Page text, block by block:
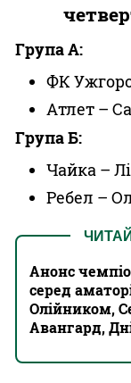
Група A:
ФК
Атлет –
Група Б:
Чайка –
Ребел –
Анонс
серед
Олійником,
Авангард,